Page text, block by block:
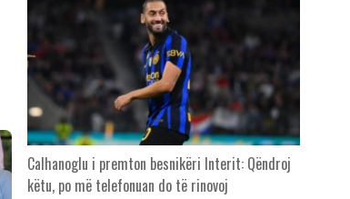
Calhanoglu i premton besnikëri Interit: Qëndroj
këtu, po më telefonuan do të rinovoj